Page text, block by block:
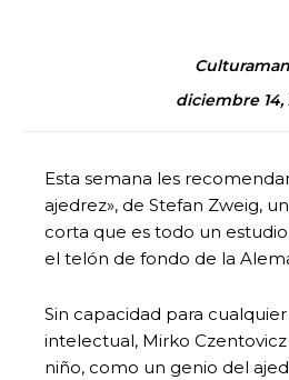
diciembre 14,
Esta semana les
ajedrez», de Stefan Zweig,
corta que es todo un
el telón de fondo de la
Sin capacidad para
intelectual, Mirko
niño, como un genio del